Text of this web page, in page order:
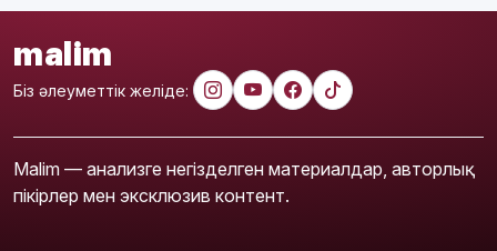
malim
Біз әлеуметтік желіде:
Malim — анализге негізделген материалдар, авторлық
пікірлер мен эксклюзив контент.